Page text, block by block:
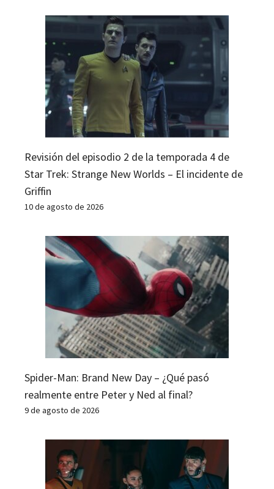
Revisión del episodio 2 de la temporada 4 de
Star Trek: Strange New Worlds – El incidente de
Griffin
10 de agosto de 2026
Spider-Man: Brand New Day – ¿Qué pasó
realmente entre Peter y Ned al final?
9 de agosto de 2026